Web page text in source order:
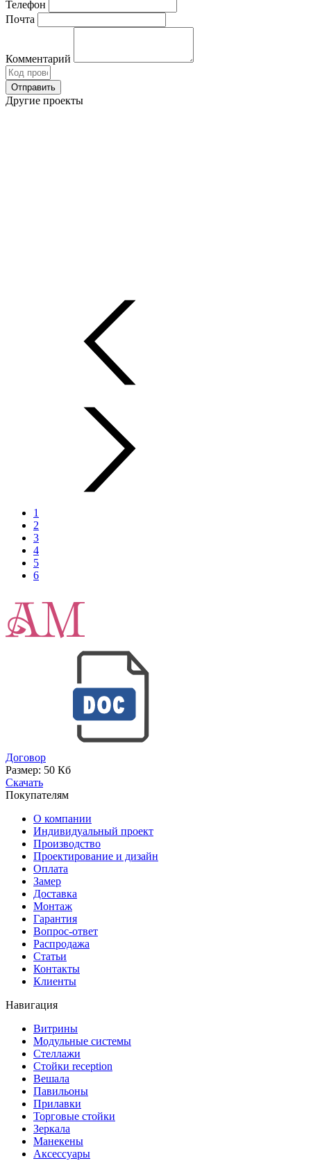
Телефон
Почта
Комментарий
Другие проекты
1
2
3
4
5
6
Договор
Размер: 50 Кб
Скачать
Покупателям
О компании
Индивидуальный проект
Производство
Проектирование и дизайн
Оплата
Замер
Доставка
Монтаж
Гарантия
Вопрос-ответ
Распродажа
Статьи
Контакты
Клиенты
Навигация
Витрины
Модульные системы
Стеллажи
Стойки reception
Вешала
Павильоны
Прилавки
Торговые стойки
Зеркала
Манекены
Аксессуары